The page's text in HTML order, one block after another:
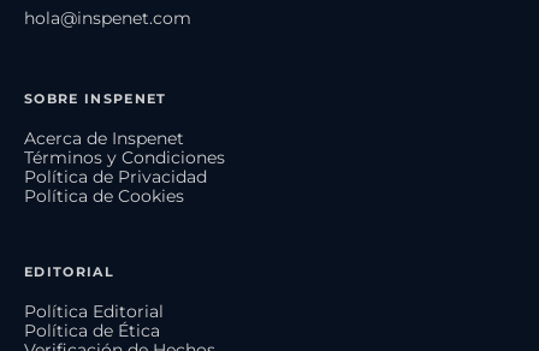
hola@inspenet.com
SOBRE INSPENET
Acerca de Inspenet
Términos y Condiciones
Política de Privacidad
Política de Cookies
EDITORIAL
Política Editorial
Política de Ética